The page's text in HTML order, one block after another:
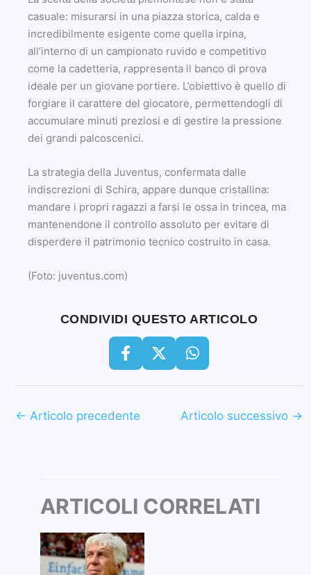
casuale: misurarsi in una piazza storica, calda e
incredibilmente esigente come quella irpina,
all’interno di un campionato ruvido e competitivo
come la cadetteria, rappresenta il banco di prova
ideale per un giovane portiere. L’obiettivo è quello di
forgiare il carattere del giocatore, permettendogli di
accumulare minuti preziosi e di gestire la pressione
dei grandi palcoscenici.
La strategia della Juventus, confermata dalle
indiscrezioni di Schira, appare dunque cristallina:
mandare i propri ragazzi a farsi le ossa in trincea, ma
mantenendone il controllo assoluto per evitare di
disperdere il patrimonio tecnico costruito in casa.
(Foto: juventus.com)
CONDIVIDI QUESTO ARTICOLO
← Articolo precedente Articolo successivo →
ARTICOLI CORRELATI